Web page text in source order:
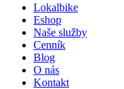
Lokalbike
Eshop
Naše služby
Cenník
Blog
O nás
Kontakt